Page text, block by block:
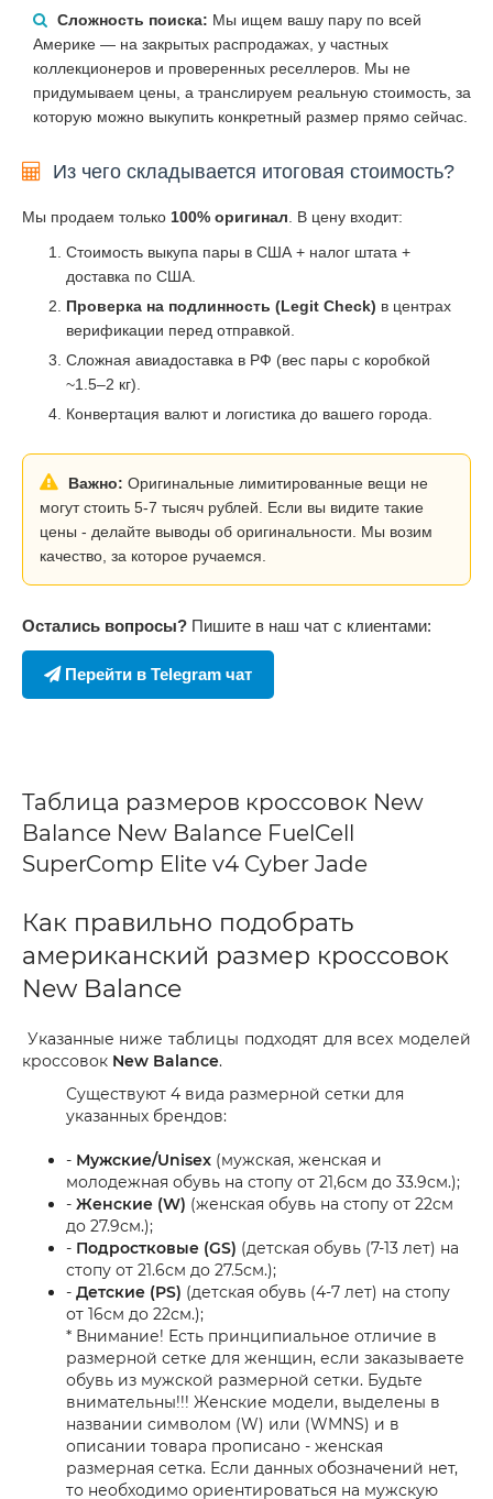
Сложность поиска: Мы ищем вашу пару по всей
Америке — на закрытых распродажах, у частных
коллекционеров и проверенных реселлеров. Мы не
придумываем цены, а транслируем реальную стоимость, за
которую можно выкупить конкретный размер прямо сейчас.
Из чего складывается итоговая стоимость?
Мы продаем только 100% оригинал . В цену входит:
Стоимость выкупа пары в США + налог штата +
доставка по США.
Проверка на подлинность (Legit Check) в центрах
верификации перед отправкой.
Сложная авиадоставка в РФ (вес пары с коробкой
~1.5–2 кг).
Конвертация валют и логистика до вашего города.
Важно: Оригинальные лимитированные вещи не
могут стоить 5-7 тысяч рублей. Если вы видите такие
цены - делайте выводы об оригинальности. Мы возим
качество, за которое ручаемся.
Остались вопросы? Пишите в наш чат с клиентами:
Перейти в Telegram чат
Таблица размеров кроссовок New
Balance New Balance FuelCell
SuperComp Elite v4 Cyber Jade
Как правильно подобрать
американский размер кроссовок
New Balance
Указанные ниже таблицы подходят для всех моделей
кроссовок New Balance.
Существуют 4 вида размерной сетки для
указанных брендов:
- Мужские/Unisex (мужская, женская и
молодежная обувь на стопу от 21,6см до 33.9см.);
- Женские (W) (женская обувь на стопу от 22см
до 27.9см.);
- Подростковые (GS) (детская обувь (7-13 лет) на
стопу от 21.6см до 27.5см.);
- Детские (PS) (детская обувь (4-7 лет) на стопу
от 16см до 22см.);
* Внимание! Есть принципиальное отличие в
размерной сетке для женщин, если заказываете
обувь из мужской размерной сетки. Будьте
внимательны!!! Женские модели, выделены в
названии символом (W) или (WMNS) и в
описании товара прописано - женская
размерная сетка. Если данных обозначений нет,
то необходимо ориентироваться на мужскую